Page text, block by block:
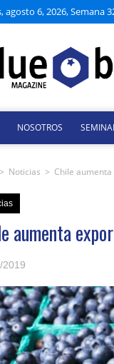
agosto 6, 2026, Semana
NOSOTROS
> Noticias > Chile
aumenta
2019